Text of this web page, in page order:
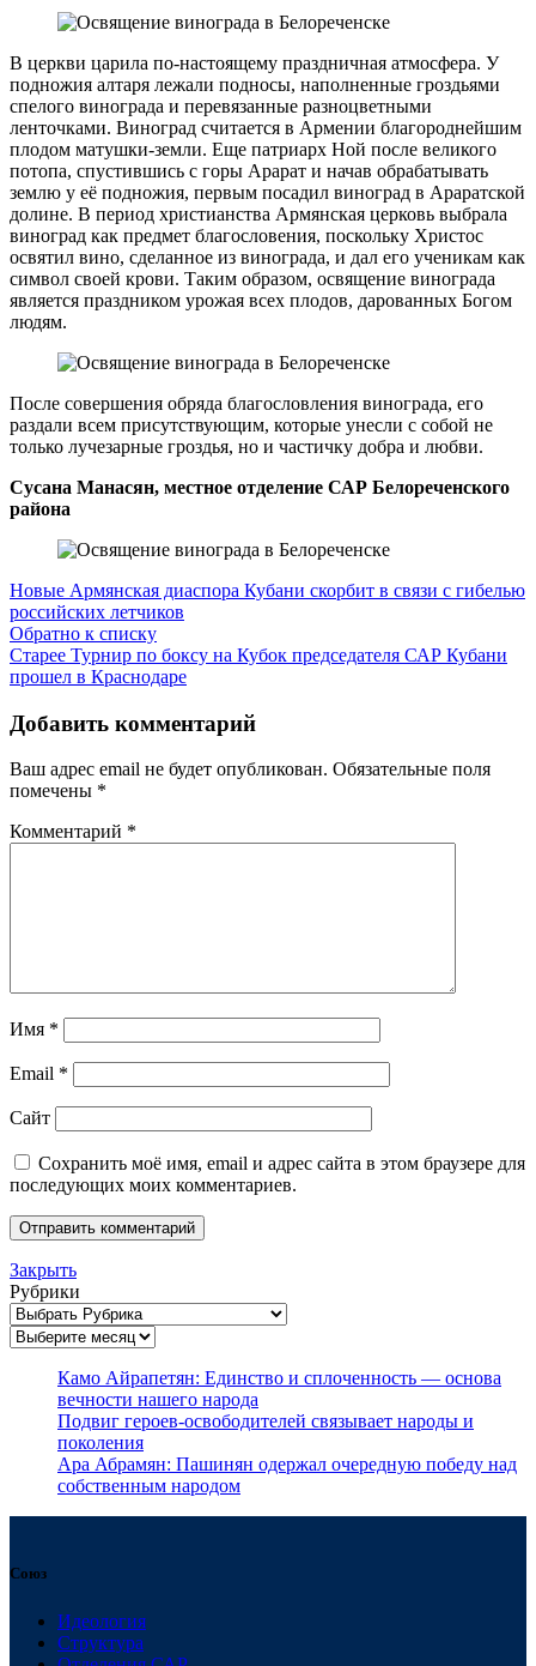
В церкви царила по-настоящему праздничная атмосфера. У
подножия алтаря лежали подносы, наполненные гроздьями
спелого винограда и перевязанные разноцветными
ленточками. Виноград считается в Армении благороднейшим
плодом матушки-земли. Еще патриарх Ной после великого
потопа, спустившись с горы Арарат и начав обрабатывать
землю у её подножия, первым посадил виноград в Араратской
долине. В период христианства Армянская церковь выбрала
виноград как предмет благословения, поскольку Христос
освятил вино, сделанное из винограда, и дал его ученикам как
символ своей крови. Таким образом, освящение винограда
является праздником урожая всех плодов, дарованных Богом
людям.
После совершения обряда благословления винограда, его
раздали всем присутствующим, которые унесли с собой не
только лучезарные гроздья, но и частичку добра и любви.
Сусана Манасян, местное отделение САР Белореченского
района
Новые Армянская диаспора Кубани скорбит в связи с гибелью
российских летчиков
Обратно к списку
Старее Турнир по боксу на Кубок председателя САР Кубани
прошел в Краснодаре
Добавить комментарий
Ваш адрес email не будет опубликован. Обязательные поля
помечены *
Комментарий *
Имя *
Email *
Сайт
Сохранить моё имя, email и адрес сайта в этом браузере для
последующих моих комментариев.
Закрыть
Рубрики
Архивы
Камо Айрапетян: Единство и сплоченность — основа
вечности нашего народа
Подвиг героев-освободителей связывает народы и
поколения
Ара Абрамян: Пашинян одержал очередную победу над
собственным народом
Союз
Идеология
Структура